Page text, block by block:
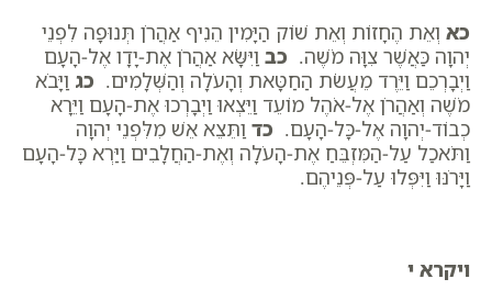
כא וְאֵת הֶחָזוֹת וְאֵת שׁוֹק הַיָּמִין הֵנִיף אַהֲרֹן תְּנוּפָה לִפְנֵי
יְהוָה כַּאֲשֶׁר צִוָּה מֹשֶׁה. כב וַיִּשָּׂא אַהֲרֹן אֶת-יָדָו אֶל-הָעָם
וַיְבָרְכֵם וַיֵּרֶד מֵעֲשֹׂת הַחַטָּאת וְהָעֹלָה וְהַשְּׁלָמִים. כג וַיָּבֹא
מֹשֶׁה וְאַהֲרֹן אֶל-אֹהֶל מוֹעֵד וַיֵּצְאוּ וַיְבָרְכוּ אֶת-הָעָם וַיֵּרָא
כְבוֹד-יְהוָה אֶל-כָּל-הָעָם. כד וַתֵּצֵא אֵשׁ מִלִּפְנֵי יְהוָה
וַתֹּאכַל עַל-הַמִּזְבֵּחַ אֶת-הָעֹלָה וְאֶת-הַחֲלָבִים וַיַּרְא כָּל-הָעָם
וַיָּרֹנּוּ וַיִּפְּלוּ עַל-פְּנֵיהֶם.
ויקרא י